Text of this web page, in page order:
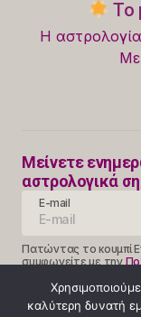
Το
Η
Μείνετε
αστρολογικά
E-mail
Πατώντας το κουμπί
συμφωνείτε με την
καλύτερη δυνατή